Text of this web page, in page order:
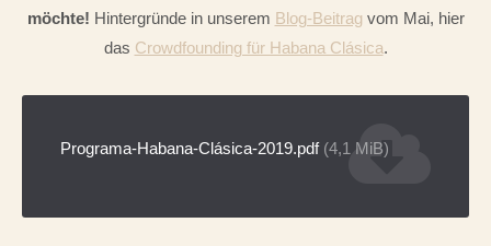
möchte! Hintergründe in unserem Blog-Beitrag vom Mai, hier
das Crowdfounding für Habana Clásica.
Programa-Habana-Clásica-2019.pdf (4,1 MiB)